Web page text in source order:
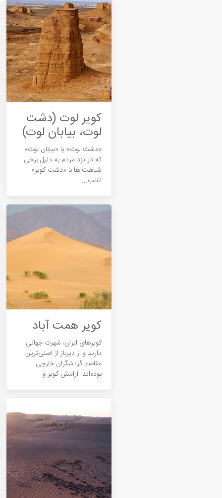
کویر لوت (دشت
لوت، بیابان لوت)
«دشت لوت» یا «بیابان لوت»
که در نزد مردم به دلیل برخی
شباهت ها با «دشت کویر»
اغلب...
کویر همت آباد
کویرهای ایران، شهرت جهانی
دارند و از دیرباز از اصلی‌ترین
مقاصد گردشگران خارجی
بوده‌اند. آرامش کویر و